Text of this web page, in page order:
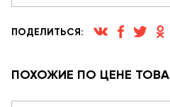
ПОДЕЛИТЬСЯ:
ПОХОЖИЕ ПО ЦЕНЕ